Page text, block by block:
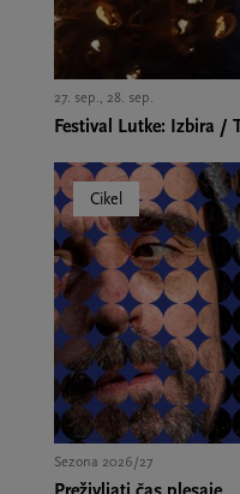
27. sep., 28. sep.,
Festival Lutke: Izbira /
Cikel
Sezona 2026/27